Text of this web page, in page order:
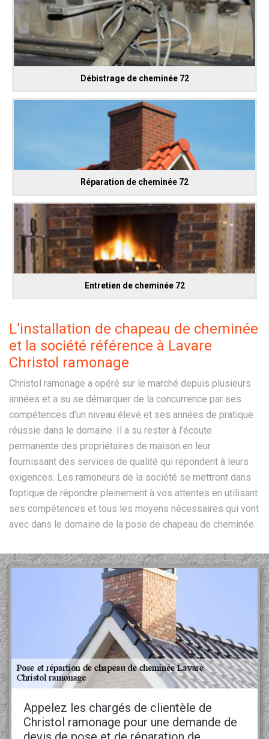
Débistrage de cheminée 72
Réparation de cheminée 72
Entretien de cheminée 72
L’installation de chapeau de cheminée
et la société référence à Lavare
Christol ramonage
Christol ramonage a opéré sur le marché depuis plusieurs
années et a su se démarquer de la concurrence par ses
compétences d’un niveau élevé et ses années de pratique
réussie dans le domaine. Il a su rester à l’écoute
permanente des propriétaires de maison en leur
fournissant des services de qualité qui répondent à leurs
exigences. Les ramoneurs de la société se mettront dans
l’optique de répondre pleinement à vos attentes en utilisant
ses compétences et tous les moyens nécessaires qui vont
avec dans le domaine de la pose de chapeau de cheminée.
Appelez les chargés de clientèle de
Christol ramonage pour une demande de